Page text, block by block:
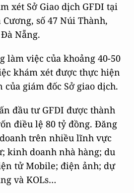
xét Sở Giao dịch GFDI tại
số 47 Núi Thành,
Nẵng.
làm việc của khoảng 40-50
khám xét được thực hiện
giám đốc Sở giao dịch.
đầu tư GFDI được thành
điều lệ 80 tỷ đồng. Đăng
trên nhiều lĩnh vực
kinh doanh nhà hàng; du
tử Mobile; điện ảnh; dự
và KOLs…